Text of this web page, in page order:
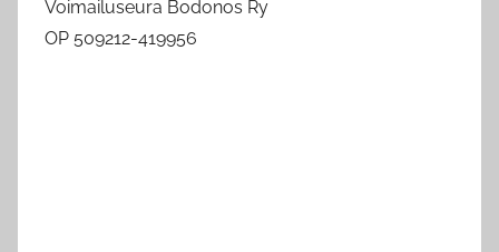
Voimailuseura Bodonos Ry
OP 509212-419956